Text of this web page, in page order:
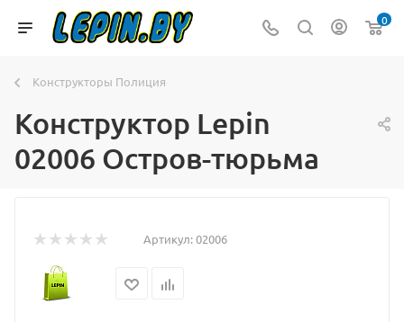
0
Конструкторы Полиция
Конструктор Lepin
02006 Остров-тюрьма
Артикул:02006